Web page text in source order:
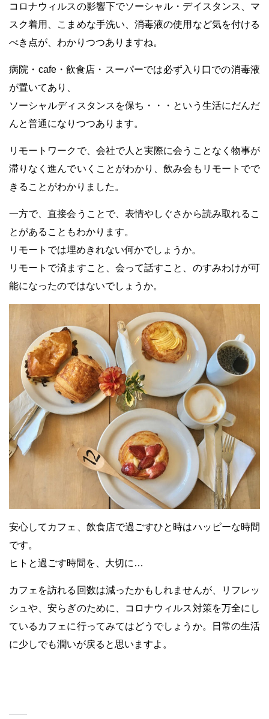
コロナウィルスの影響下でソーシャル・デイスタンス、マ
スク着用、こまめな手洗い、消毒液の使用など気を付ける
べき点が、わかりつつありますね。
病院・cafe・飲食店・スーパーでは必ず入り口での消毒液
が置いてあり、
ソーシャルディスタンスを保ち・・・という生活にだんだ
んと普通になりつつあります。
リモートワークで、会社で人と実際に会うことなく物事が
滞りなく進んでいくことがわかり、飲み会もリモートでで
きることがわかりました。
一方で、直接会うことで、表情やしぐさから読み取れるこ
とがあることもわかります。
リモートでは埋めきれない何かでしょうか。
リモートで済ますこと、会って話すこと、のすみわけが可
能になったのではないでしょうか。
安心してカフェ、飲食店で過ごすひと時はハッピーな時間
です。
ヒトと過ごす時間を、大切に…
カフェを訪れる回数は減ったかもしれませんが、リフレッ
シュや 、安らぎのために、コロナウィルス対策を万全にし
ているカフェに行ってみてはどうでしょうか。日常の生活
に少しでも潤いが戻ると思いますよ。